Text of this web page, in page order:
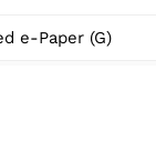
e-Paper (G)